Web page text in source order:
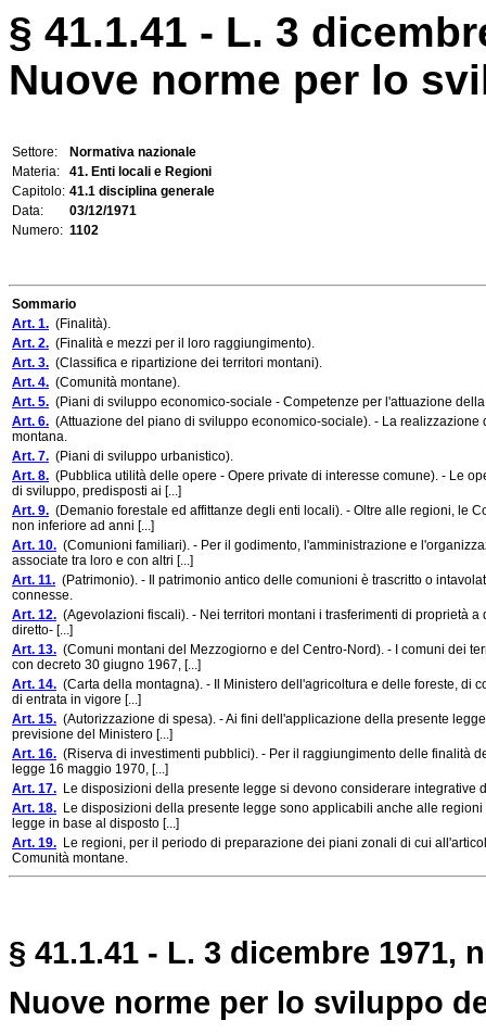
§ 41.1.41 - L. 3
Nuove norme per lo
Settore:
Normativa nazionale
Materia:
41. Enti locali e Regioni
Capitolo: 41.1 disciplina generale
Data:
03/12/1971
Numero: 1102
Sommario
Art. 1. (Finalità).
Art. 2. (Finalità e mezzi per il loro raggiungimento).
Art. 3. (Classifica e ripartizione dei territori montani).
Art. 4. (Comunità montane).
Art. 5. (Piani di sviluppo economico-sociale - Competenze per l'attuazione
Art. 6. (Attuazione del piano di sviluppo economico-sociale). - La
montana.
Art. 7. (Piani di sviluppo urbanistico).
Art. 8. (Pubblica utilità delle opere - Opere private di interesse comune). - Le
di sviluppo, predisposti ai [...]
Art. 9. (Demanio forestale ed affittanze degli enti locali). - Oltre alle regioni, le
non inferiore ad anni [...]
Art. 10. (Comunioni familiari). - Per il godimento, l'amministrazione e
associate tra loro e con altri [...]
Art. 11. (Patrimonio). - Il patrimonio antico delle comunioni è trascritto o
connesse.
Art. 12. (Agevolazioni fiscali). - Nei territori montani i trasferimenti di proprietà
diretto- [...]
Art. 13. (Comuni montani del Mezzogiorno e del Centro-Nord). - I comuni dei
con decreto 30 giugno 1967, [...]
Art. 14. (Carta della montagna). - Il Ministero dell'agricoltura e delle foreste, di
di entrata in vigore [...]
Art. 15. (Autorizzazione di spesa). - Ai fini dell'applicazione della presente
previsione del Ministero [...]
Art. 16. (Riserva di investimenti pubblici). - Per il raggiungimento delle finalità
legge 16 maggio 1970, [...]
Art. 17. Le disposizioni della presente legge si devono considerare
Art. 18. Le disposizioni della presente legge sono applicabili anche alle
legge in base al disposto [...]
Art. 19. Le regioni, per il periodo di preparazione dei piani zonali di cui
Comunità montane.
§ 41.1.41 - L. 3 dicembre 1971,
Nuove norme per lo sviluppo